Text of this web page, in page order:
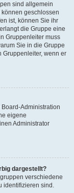
sind allgemein
geschlossen
ist, können Sie ihr
die Gruppe eine
Gruppenleiter muss
Sie in die Gruppe
Gruppenleiter, wenn er
Administration
eigene
Administrator
dargestellt?
verschiedene
identifizieren sind.